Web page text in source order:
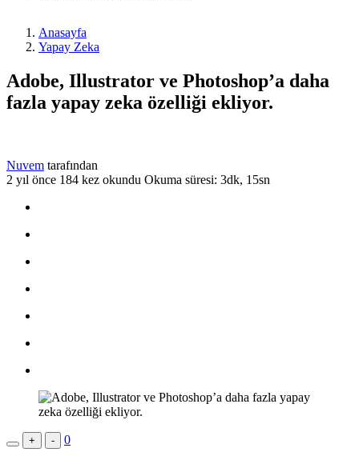
Anasayfa
Yapay Zeka
Adobe, Illustrator ve Photoshop’a daha
fazla yapay zeka özelliği ekliyor.
Nuvem tarafından
2 yıl önce 184 kez okundu Okuma süresi: 3dk, 15sn
+ - 0